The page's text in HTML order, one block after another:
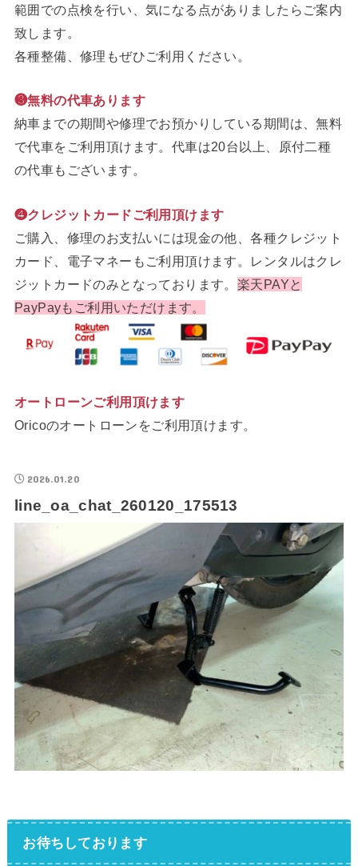
範囲での点検を行い、気になる点がありましたらご案内
致します。
各種整備、修理もぜひご利用ください。
❸無料の代車あります
納車までの期間や修理でお預かりしている期間は、無料
で代車をご利用頂けます。代車は20台以上、原付二種
の代車もございます。
❹クレジットカードご利用頂けます
ご購入、修理のお支払いには現金の他、各種クレジット
カード、電子マネーもご利用頂けます。レンタルはクレ
ジットカードのみとなっております。 楽天PAYと
PayPayもご利用いただけます。
オートローンご利用頂けます
Oricoのオートローンをご利用頂けます。
2026.01.20
line_oa_chat_260120_175513
お待ちしております